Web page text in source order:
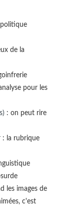
de la
pour les
: on peut rire
: la rubrique
les images de
c'est